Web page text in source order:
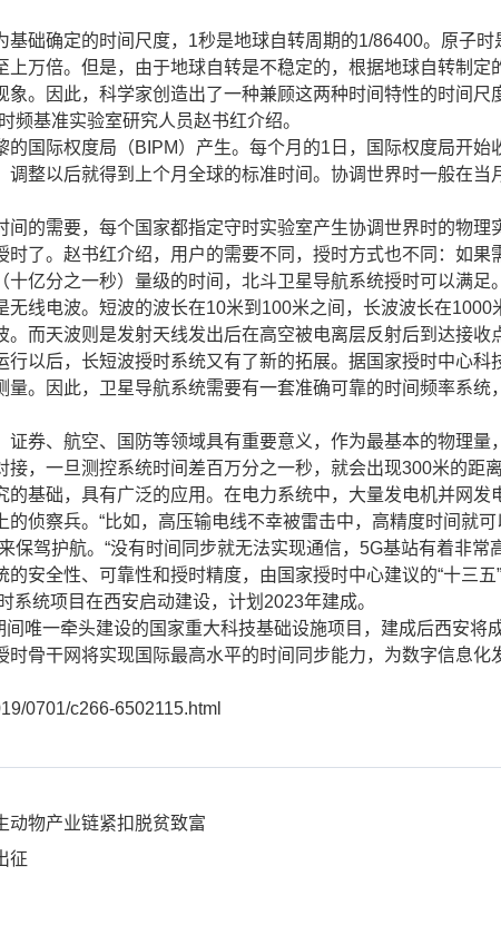
确定的时间尺度，1秒是地球自转周期的1/86400。原子时
上万倍。但是，由于地球自转是不稳定的，根据地球自转制
象。因此，科学家创造出了一种兼顾这两种时间特性的时间
频基准实验室研究人员赵书红介绍。
际权度局（BIPM）产生。每个月的1日，国际权度局开始
整以后就得到上个月全球的标准时间。协调世界时一般在
需要，每个国家都指定守时实验室产生协调世界时的物理
。赵书红介绍，用户的需要不同，授时方式也不同：如果
亿分之一秒）量级的时间，北斗卫星导航系统授时可以满足。
电波。短波的波长在10米到100米之间，长波波长在1000
而天波则是发射天线发出后在高空被电离层反射后到达接收
后，长短波授时系统又有了新的拓展。据国家授时中心科
。因此，卫星导航系统需要有一套准确可靠的时间频率系统
、航空、国防等领域具有重要意义，作为最基本的物理量
，一旦测控系统时间差百万分之一秒，就会出现300米的距离
础，具有广泛的应用。在电力系统中，大量发电机并网发
的侦察兵。“比如，高压输电线不幸被雷击中，高精度时间就
驾护航。“没有时间同步就无法实现通信，5G基站有着非常
全性、可靠性和授时精度，由国家授时中心建议的“十三
系统项目在西安启动建设，计划2023年建成。
唯一牵头建设的国家重大科技基础设施项目，建成后西安将
骨干网将实现国际最高水平的时间同步能力，为数字信息化
0701/c266-6502115.html
动物产业链紧扣脱贫致富
征